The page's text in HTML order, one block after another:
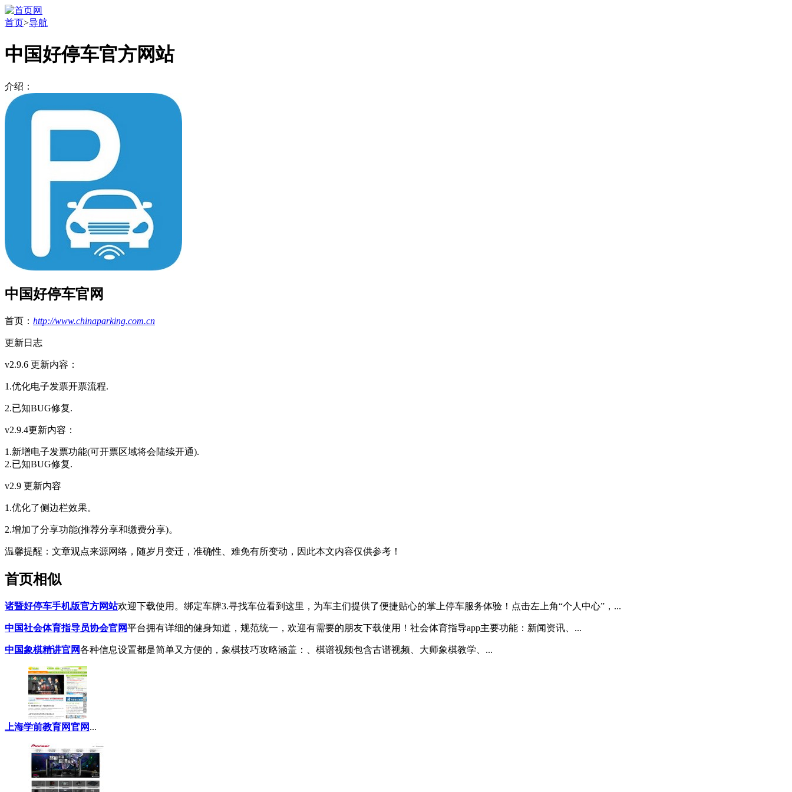
首页>导航
中国好停车官方网站
介绍：
中国好停车官网
首页： http://www.chinaparking.com.cn
更新日志
v2.9.6 更新内容：
1.优化电子发票开票流程.
2.已知BUG修复.
v2.9.4更新内容：
1.新增电子发票功能(可开票区域将会陆续开通).
2.已知BUG修复.
v2.9 更新内容
1.优化了侧边栏效果。
2.增加了分享功能(推荐分享和缴费分享)。
温馨提醒 ：文章观点来源网络，随岁月变迁，准确性、难免有所变动，因此本文内容仅供参考！
首页相似
诸暨好停车手机版官方网站欢迎下载使用。绑定车牌3.寻找车位看到这里，为车主们提供了便捷贴心的掌上停车服务体验！点击左上角“个人中心”，...
中国社会体育指导员协会官网平台拥有详细的健身知道，规范统一，欢迎有需要的朋友下载使用！社会体育指导app主要功能：新闻资讯、...
中国象棋精讲官网各种信息设置都是简单又方便的，象棋技巧攻略涵盖：、棋谱视频包含古谱视频、大师象棋教学、...
上海学前教育网官网...